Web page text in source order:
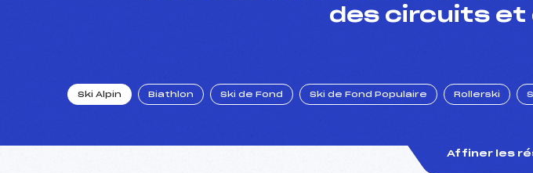
des circuits
Ski Alpin Biathlon Ski de Fond Ski de Fond Populaire Rollerski
Affiner les